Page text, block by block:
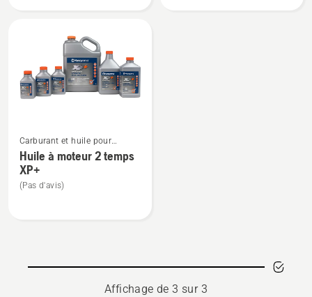
moteur
prémélangés
XP+,
produit
4.917
sur
plus
de
détails
sur
Carburant et huile pour
moteurs à deux temps
Huile à moteur 2 temps
XP+
(Pas d'avis)
Affichage de 3 sur 3